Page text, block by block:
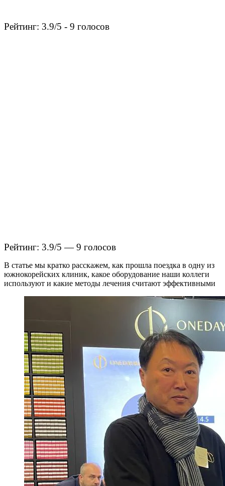
Рейтинг: 3.9/5 - 9 голосов
Рейтинг: 3.9/5 — 9 голосов
В статье мы кратко расскажем, как прошла поездка в одну из
южнокорейских клиник, какое оборудование наши коллеги
используют и какие методы лечения считают эффективными